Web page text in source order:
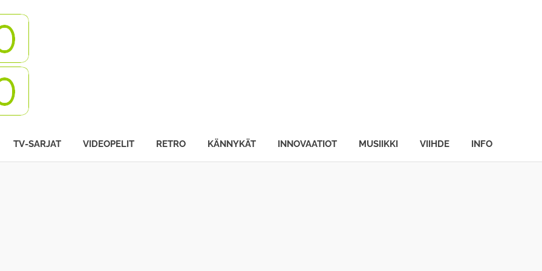
TV-SARJAT VIDEOPELIT RETRO KÄNNYKÄT INNOVAATIOT MUSIIKKI VIIHDE INFO